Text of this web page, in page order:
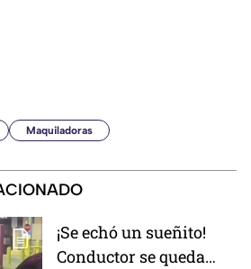
Maquiladoras
¡Se echó un sueñito!
Conductor se queda